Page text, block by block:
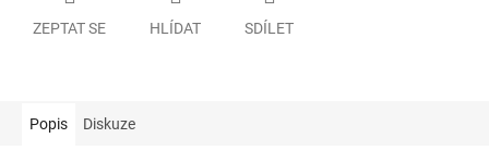
ZEPTAT SE HLÍDAT SDÍLET
Popis Diskuze